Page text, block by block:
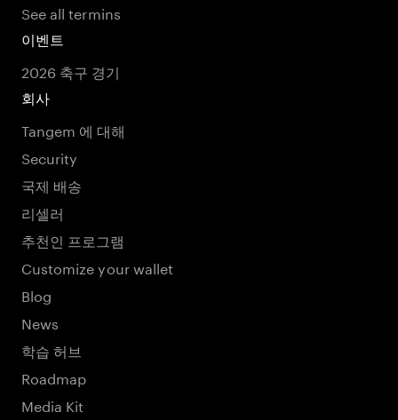
See all termins
이벤트
2026 축구 경기
회사
Tangem 에 대해
Security
국제 배송
리셀러
추천인 프로그램
Customize your wallet
Blog
News
학습 허브
Roadmap
Media Kit